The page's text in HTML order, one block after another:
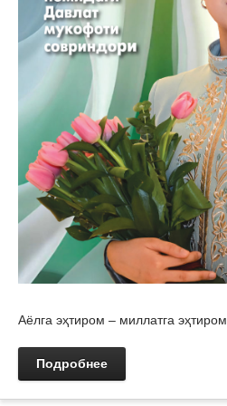
Аёлга эҳтиром – миллатга эҳтиром
Подробнее